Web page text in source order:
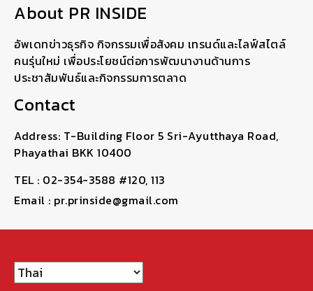
About PR INSIDE
อัพเดทข่าวธุรกิจ กิจกรรมเพื่อสังคม เทรนด์และไลฟ์สไตล์
คนรุ่นใหม่ เพื่อประโยชน์ต่อการพัฒนางานด้านการ
ประชาสัมพันธ์และกิจกรรมการตลาด
Contact
Address: T-Building Floor 5 Sri-Ayutthaya Road,
Phayathai BKK 10400
TEL : 02-354-3588 #120, 113
Email : pr.prinside@gmail.com